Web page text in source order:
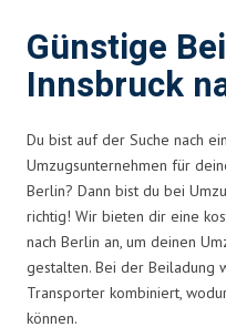
Günstige
Innsbruck
Du bist auf der Suche nach
Umzugsunternehmen für
Berlin? Dann bist du bei
richtig! Wir bieten dir eine
nach Berlin an, um deinen
gestalten. Bei der Beiladung
Transporter kombiniert,
können.